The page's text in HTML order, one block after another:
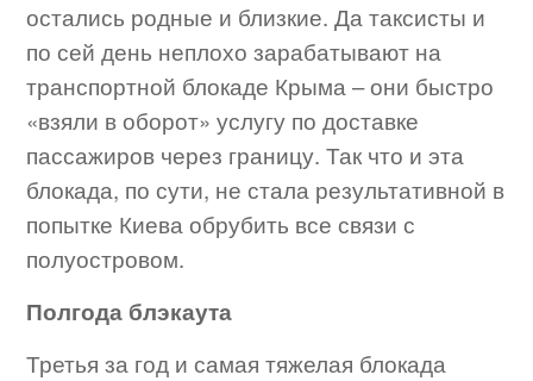
остались родные и близкие. Да таксисты и
по сей день неплохо зарабатывают на
транспортной блокаде Крыма – они быстро
«взяли в оборот» услугу по доставке
пассажиров через границу. Так что и эта
блокада, по сути, не стала результативной в
попытке Киева обрубить все связи с
полуостровом.
Полгода блэкаута
Третья за год и самая тяжелая блокада